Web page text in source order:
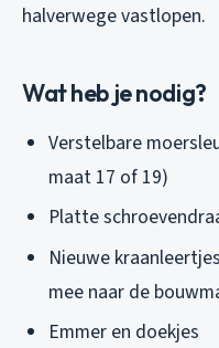
halverwege vastlopen.
Wat heb je nodig?
Verstelbare
maat 17 of 19)
Platte
Nieuwe
mee naar de
Emmer en doekjes